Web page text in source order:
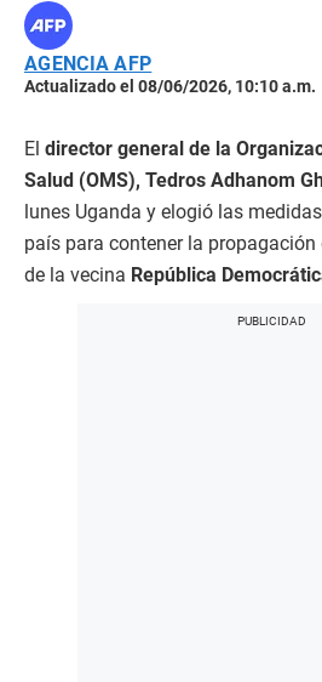
AGENCIA AFP
Actualizado el 08/06/2026, 10:10 a.m.
El director general de la
Salud (OMS), Tedros Adhanom
lunes Uganda y elogió las
país para contener la propagación
de la vecina República